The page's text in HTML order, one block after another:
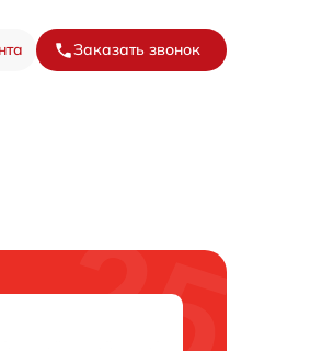
Заказать звонок